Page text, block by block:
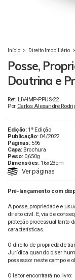
Início > Direito Imobiliário >
Posse,
Doutrina e
Ref: LIV-IMP-PPUS-22
Por Carlos Alexandre
Edição:1ª Edição
Publicação:04/2022
Páginas:596
Capa:Brochura
Peso:0,650g
Dimensões:16x23cm
Ver páginas
Pré-lançamento com
A posse, propriedade e
direito civil. E, via de
proteção processual tanto
características.
O direito de propriedade
Jurídica quando o ser
possessor neste campo e
O leitor encontrará no livro: